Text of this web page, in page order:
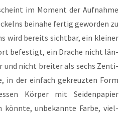
im Moment der Auf­nah­me
bei­na­he fer­tig gewor­den zu
wird bereits sicht­bar, ein klei­ner
befes­tigt, ein Dra­che nicht län­
und nicht brei­ter als sechs Zen­ti­
in der ein­fach gekreuz­ten Form
Kör­per mit Sei­den­pa­pier
könn­te, unbe­kann­te Far­be, viel­